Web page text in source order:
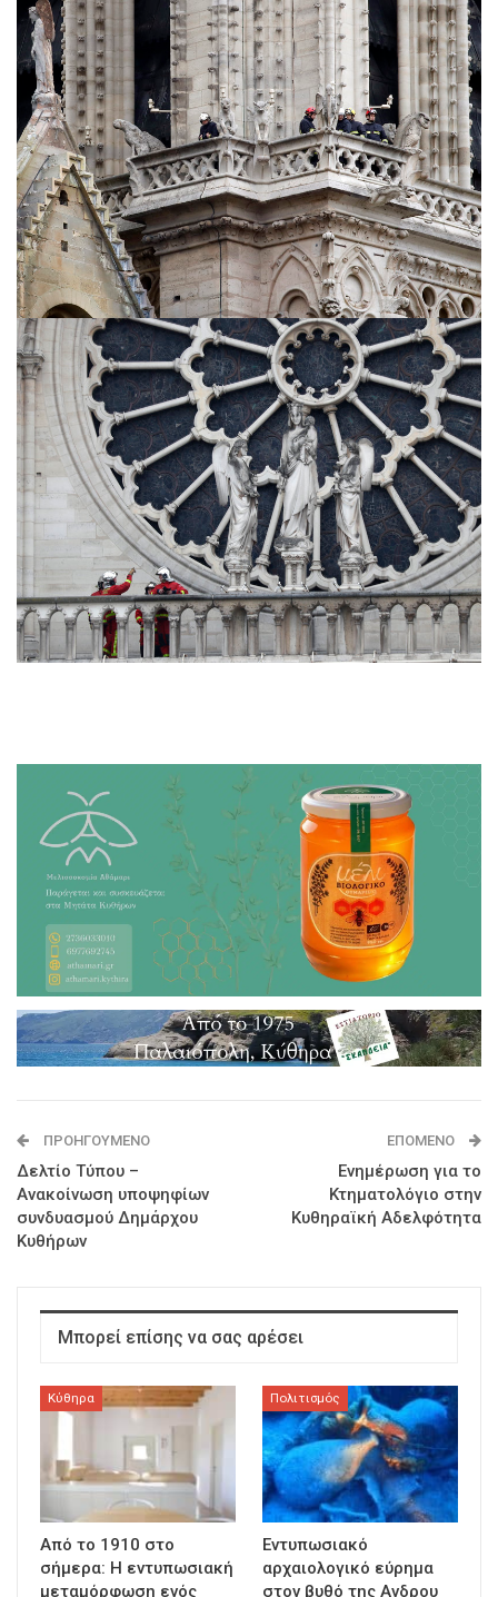
ΠΡΟΗΓΟΎΜΕΝΟ
Δελτίο Τύπου –
Ανακοίνωση υποψηφίων
συνδυασμού Δημάρχου
Κυθήρων
ΕΠΌΜΕΝΟ
Ενημέρωση για το
Κτηματολόγιο στην
Κυθηραϊκή Αδελφότητα
Μπορεί επίσης να σας αρέσει
Κύθηρα
Από το 1910 στο
σήμερα: Η εντυπωσιακή
μεταμόρφωση ενός
Πολιτισμός
Εντυπωσιακό
αρχαιολογικό εύρημα
στον βυθό της Ανδρου